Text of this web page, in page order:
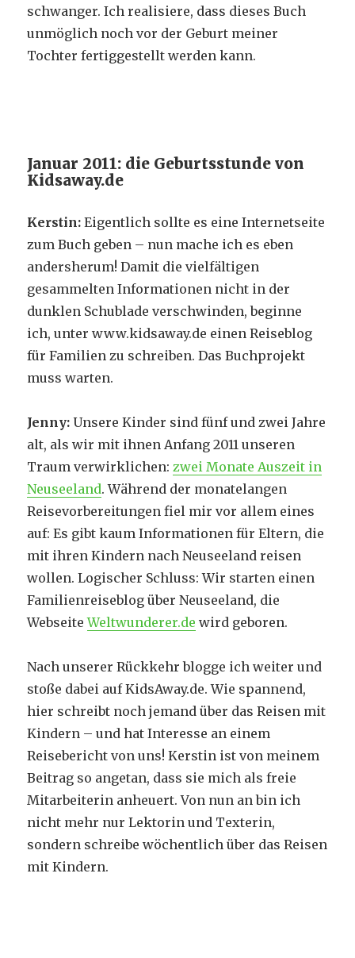
schwanger. Ich realisiere, dass dieses Buch
unmöglich noch vor der Geburt meiner
Tochter fertiggestellt werden kann.
Januar 2011: die Geburtsstunde von
Kidsaway.de
Kerstin: Eigentlich sollte es eine Internetseite
zum Buch geben – nun mache ich es eben
andersherum! Damit die vielfältigen
gesammelten Informationen nicht in der
dunklen Schublade verschwinden, beginne
ich, unter www.kidsaway.de einen Reiseblog
für Familien zu schreiben. Das Buchprojekt
muss warten.
Jenny: Unsere Kinder sind fünf und zwei Jahre
alt, als wir mit ihnen Anfang 2011 unseren
Traum verwirklichen:zwei Monate Auszeit in
Neuseeland. Während der monatelangen
Reisevorbereitungen fiel mir vor allem eines
auf: Es gibt kaum Informationen für Eltern, die
mit ihren Kindern nach Neuseeland reisen
wollen. Logischer Schluss: Wir starten einen
Familienreiseblog über Neuseeland, die
WebseiteWeltwunderer.de wird geboren.
Nach unserer Rückkehr blogge ich weiter und
stoße dabei auf KidsAway.de. Wie spannend,
hier schreibt noch jemand über das Reisen mit
Kindern – und hat Interesse an einem
Reisebericht von uns! Kerstin ist von meinem
Beitrag so angetan, dass sie mich als freie
Mitarbeiterin anheuert. Von nun an bin ich
nicht mehr nur Lektorin und Texterin,
sondern schreibe wöchentlich über das Reisen
mit Kindern.